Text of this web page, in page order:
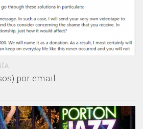
por email